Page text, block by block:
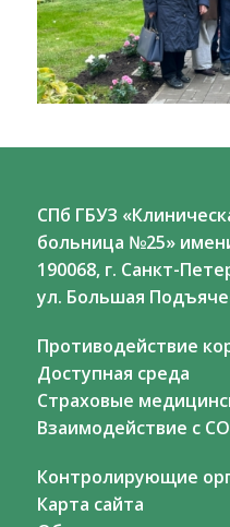
СПб ГБУЗ
больница №25»
190068, г. Санкт-
ул. Большая
Противодействие
Доступная среда
Страховые
Взаимодействие с
Контролирующие
Карта сайта